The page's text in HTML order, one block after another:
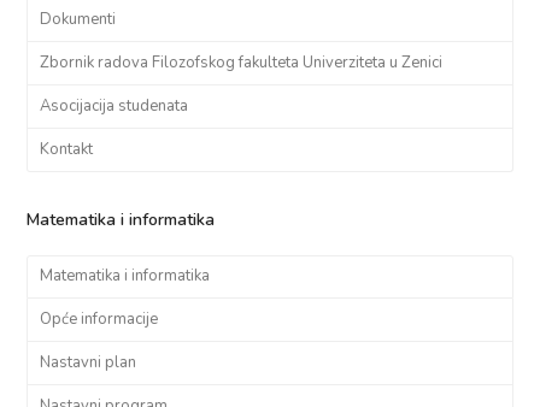
Dokumenti
Zbornik radova Filozofskog fakulteta Univerziteta u Zenici
Asocijacija studenata
Kontakt
Matematika i informatika
Matematika i informatika
Opće informacije
Nastavni plan